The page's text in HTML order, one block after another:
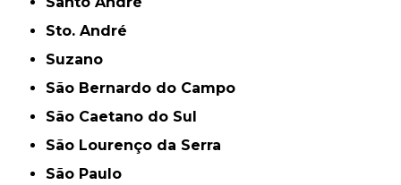
Sto. André
Suzano
São Bernardo do Campo
São Caetano do Sul
São Lourenço da Serra
São Paulo